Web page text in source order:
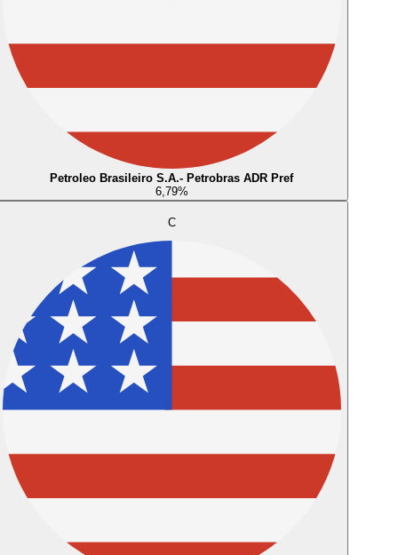
Petroleo Brasileiro S.A.- Petrobras ADR Pref
6,79%
C